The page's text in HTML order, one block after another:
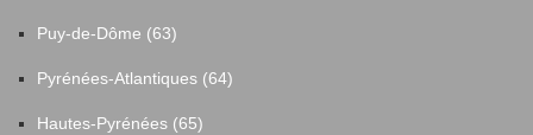
Puy-de-Dôme (63)
Pyrénées-Atlantiques (64)
Hautes-Pyrénées (65)